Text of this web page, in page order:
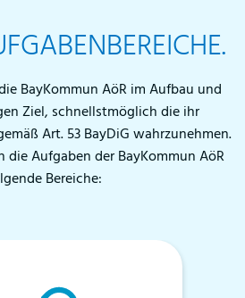
BayKommun AöR im Aufbau und
Ziel, schnellstmöglich die ihr
Art. 53 BayDiG wahrzunehmen.
die Aufgaben der BayKommun AöR
Bereiche: